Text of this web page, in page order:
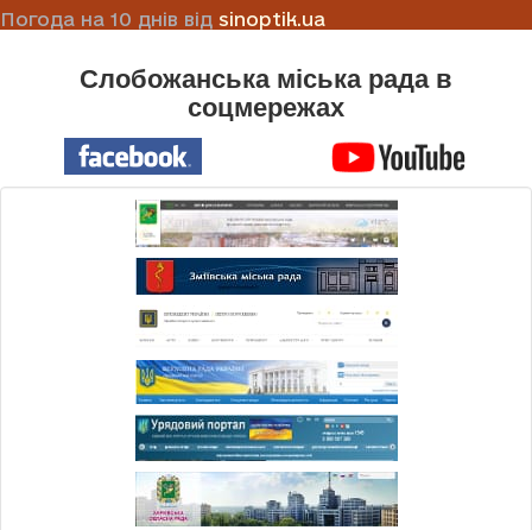
Погода на 10 днів від sinoptik.ua
Слобожанська міська рада в
соцмережах